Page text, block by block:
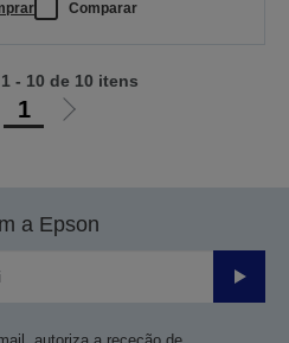
Comparar
1
Ir
página
- 10 de 10 itens
a Epson
Enviar